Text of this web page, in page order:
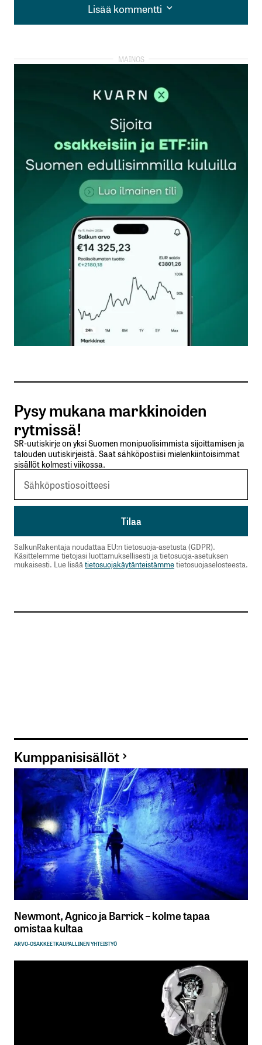
Lisää kommentti
Lisää kommentti
kirjautua
rekisteröityä
Sähköpostiosoitettasi ei julkaista.Pakolliset
kentät on merkitty*
Kommentti*
Nimesi tai nimimerkkisi
Sähköpostiosoitteesi
Tilaa SalkunRakentajan uutiskirje
Lähetä kommentti
Pysy mukana markkinoiden
rytmissä!
SR-uutiskirje on yksi Suomen monipuolisimmista sijoittamisen ja
talouden uutiskirjeistä. Saat sähköpostiisi mielenkiintoisimmat
sisällöt kolmesti viikossa.
SalkunRakentaja noudattaa EU:n tietosuoja-asetusta (GDPR).
Käsittelemme tietojasi luottamuksellisesti ja tietosuoja-asetuksen
mukaisesti. Lue lisää tietosuojakäytänteistämmetietosuojaselosteesta.
Kumppanisisällöt
Newmont, Agnico ja Barrick – kolme tapaa
omistaa kultaa
ARVO-OSAKKEETKAUPALLINEN YHTEISTYÖ